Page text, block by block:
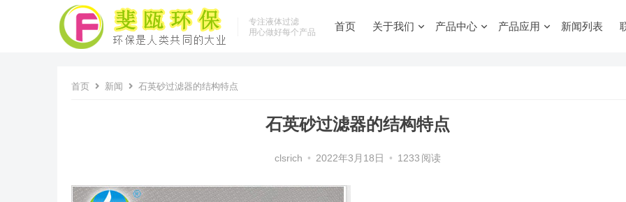
专注液体过滤
用心做好每个产品
首页 关于我们 产品中心 产品应用 新闻列表
首页 新闻 石英砂过滤器的结构特点
石英砂过滤器的结构特点
clsrich • 2022年3月18日 • 1233 阅读